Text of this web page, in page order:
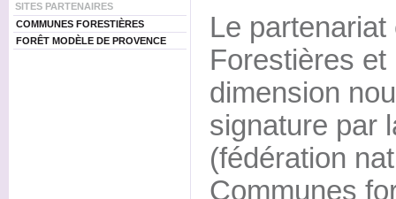
SITES PARTENAIRES
COMMUNES FORESTIÈRES
FORÊT MODÈLE DE PROVENCE
Le
Forestières
dimension
signature par
(fédération
Communes